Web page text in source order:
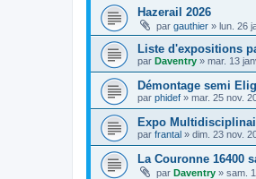
Hazerail 2026
par gauthier » lun. 26
Liste d'expositions
par Daventry » mar. 13
Démontage semi
par phidef » mar. 25 nov.
Expo
par frantal » dim. 23 nov.
La Couronne 16400
par Daventry » sam.